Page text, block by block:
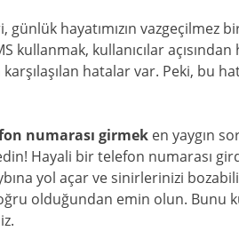
günlük hayatımızın vazgeçilmez
kullanmak, kullanıcılar
hatalar var. Peki, bu
numarası girmek en yaygın
Hayali bir telefon numarası
yol açar ve sinirlerinizi
olduğundan emin olun. Bunu